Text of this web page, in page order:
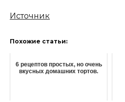
Источник
Похожие статьи:
6 рецептов простых, но очень
вкусных домашних тортов.